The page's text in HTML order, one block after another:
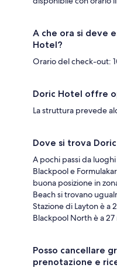
A che ora si deve
Hotel?
Orario del check-out:
Doric Hotel offre
La struttura prevede
Dove si trova
A pochi passi da
Blackpool e
buona posizione in
Beach si trovano
Stazione di Layton è a
Blackpool North è a 27
Posso cancellare
prenotazione e